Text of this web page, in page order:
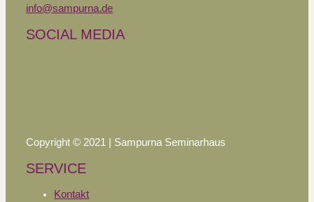
info@sampurna.de
SOCIAL MEDIA
Copyright © 2021 | Sampurna Seminarhaus
SERVICE
Kontakt